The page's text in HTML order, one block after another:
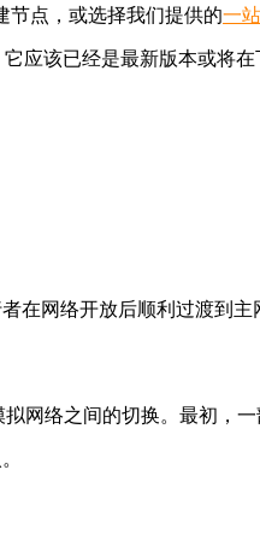
节点，或选择我们提供的一
应该已经是最新版本或将
在网络开放后顺利过渡到
网络之间的切换。最初，